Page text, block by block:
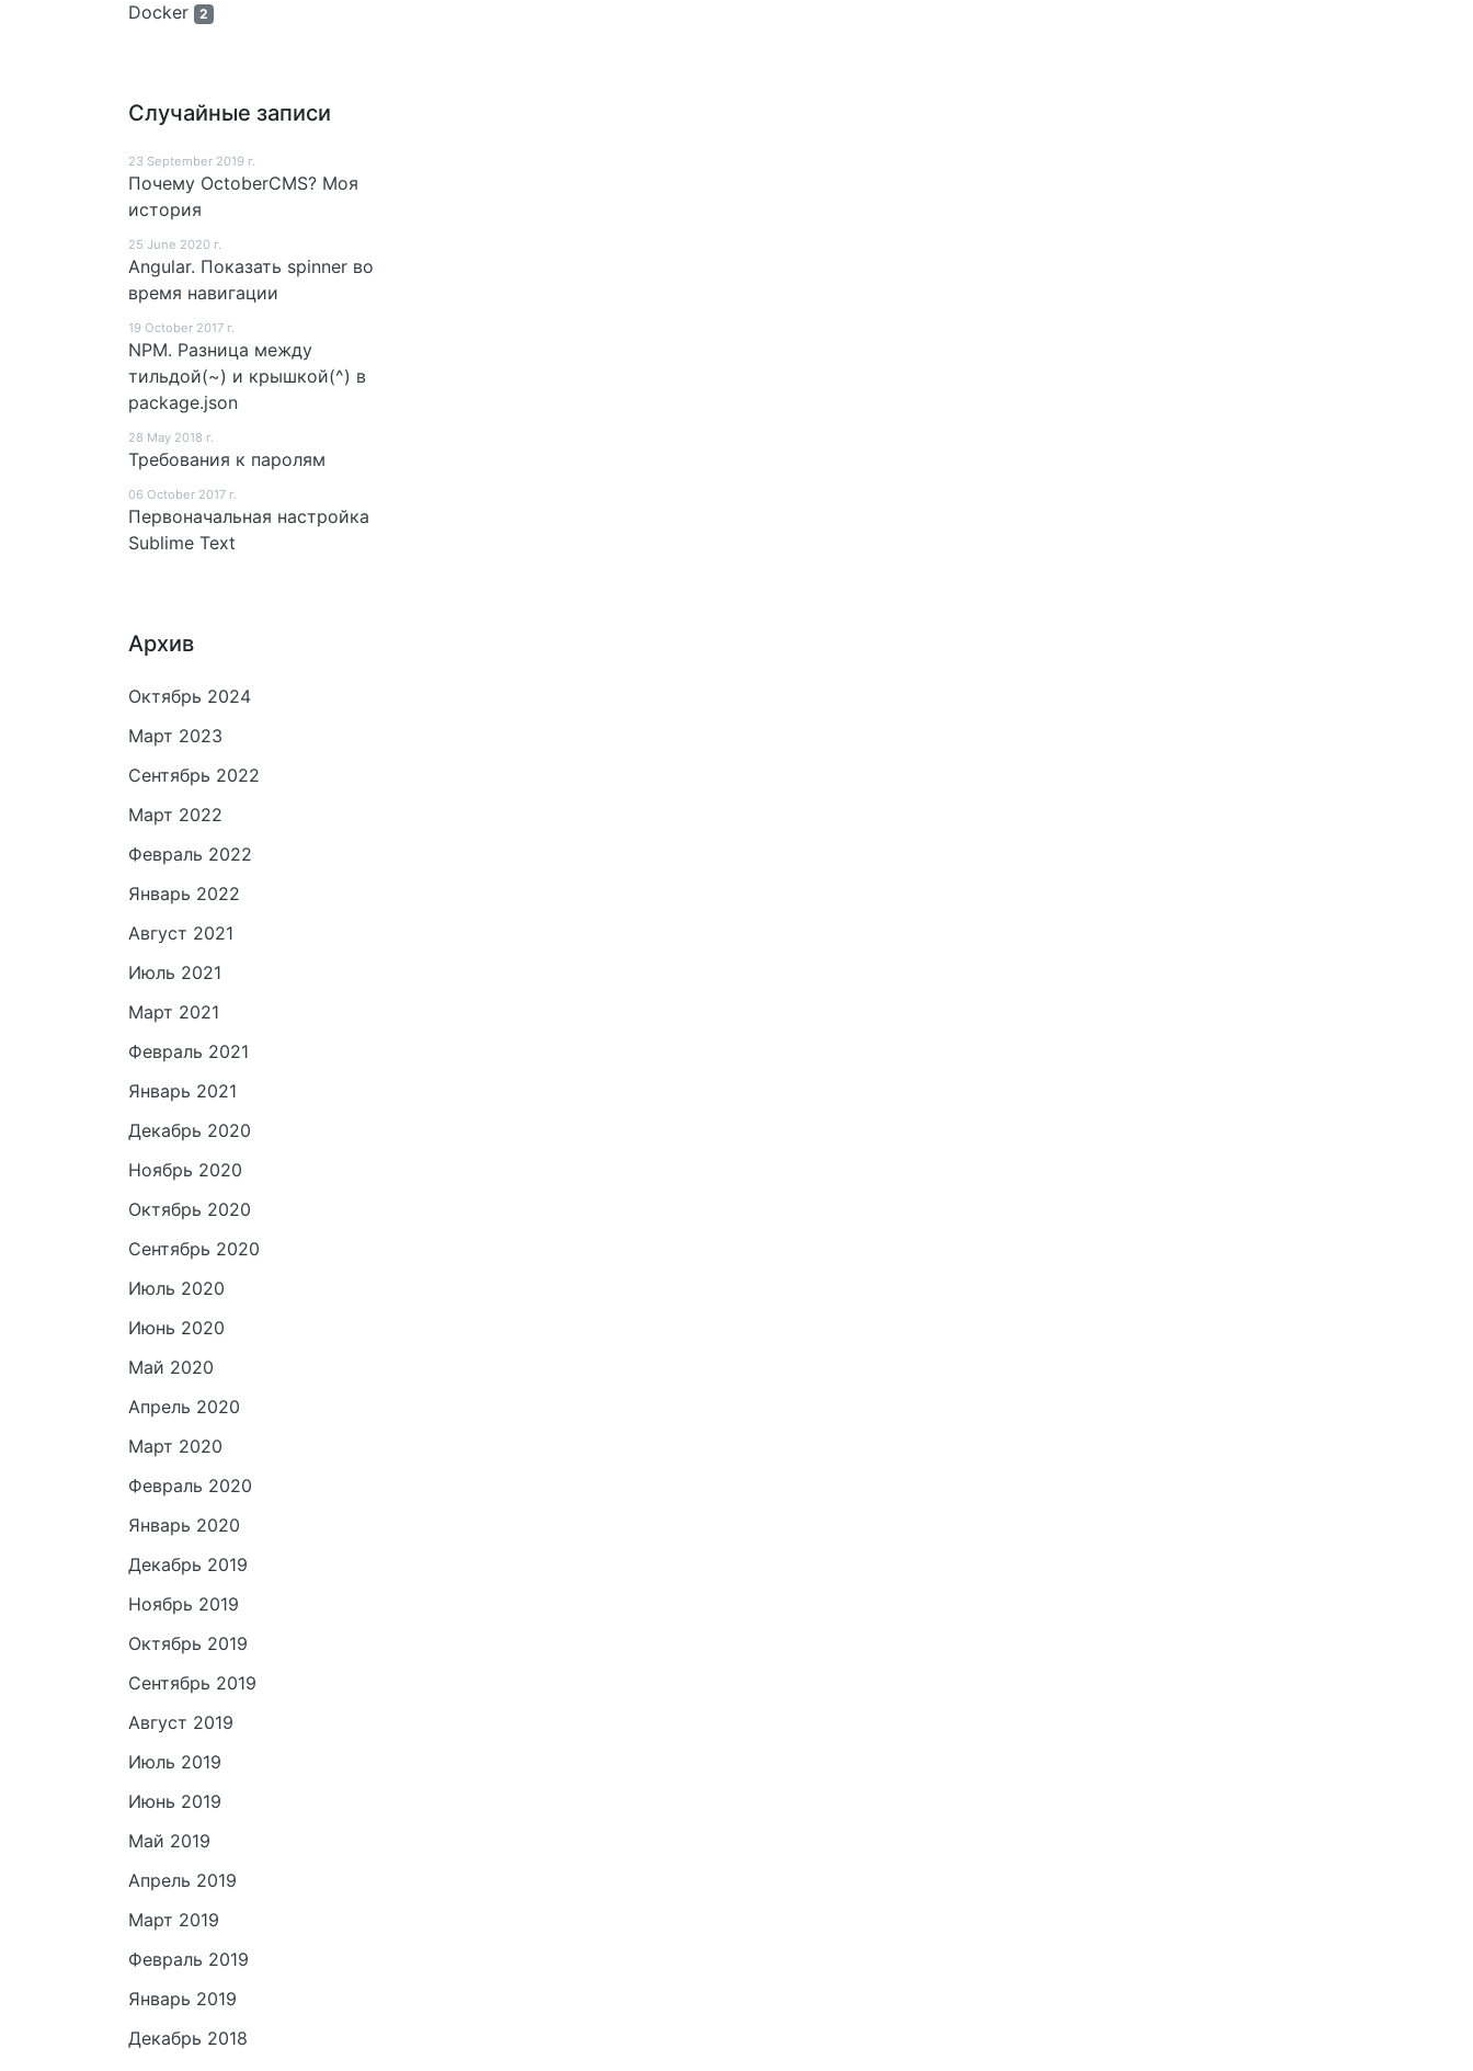
Docker 2
Случайные записи
23 September 2019 г.
Почему OctoberCMS? Моя
история
25 June 2020 г.
Angular. Показать spinner во
время навигации
19 October 2017 г.
NPM. Разница между
тильдой(~) и крышкой(^) в
package.json
28 May 2018 г.
Требования к паролям
06 October 2017 г.
Первоначальная настройка
Sublime Text
Архив
Октябрь 2024
Март 2023
Сентябрь 2022
Март 2022
Февраль 2022
Январь 2022
Август 2021
Июль 2021
Март 2021
Февраль 2021
Январь 2021
Декабрь 2020
Ноябрь 2020
Октябрь 2020
Сентябрь 2020
Июль 2020
Июнь 2020
Май 2020
Апрель 2020
Март 2020
Февраль 2020
Январь 2020
Декабрь 2019
Ноябрь 2019
Октябрь 2019
Сентябрь 2019
Август 2019
Июль 2019
Июнь 2019
Май 2019
Апрель 2019
Март 2019
Февраль 2019
Январь 2019
Декабрь 2018